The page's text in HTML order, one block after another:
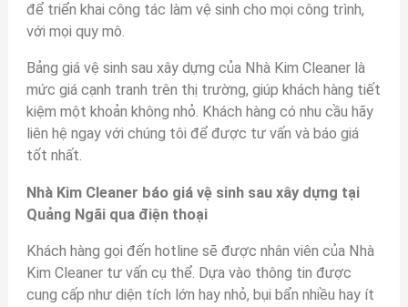
để triển khai công tác làm vệ sinh cho mọi công trình,
với mọi quy mô.
Bảng giá vệ sinh sau xây dựng của Nhà Kim Cleaner là
mức giá cạnh tranh trên thị trường, giúp khách hàng tiết
kiệm một khoản không nhỏ. Khách hàng có nhu cầu hãy
liên hệ ngay với chúng tôi để được tư vấn và báo giá
tốt nhất.
Nhà Kim Cleaner báo giá vệ sinh sau xây dựng tại
Quảng Ngãi qua điện thoại
Khách hàng gọi đến hotline sẽ được nhân viên của Nhà
Kim Cleaner tư vấn cụ thể. Dựa vào thông tin được
cung cấp như diện tích lớn hay nhỏ, bụi bẩn nhiều hay ít